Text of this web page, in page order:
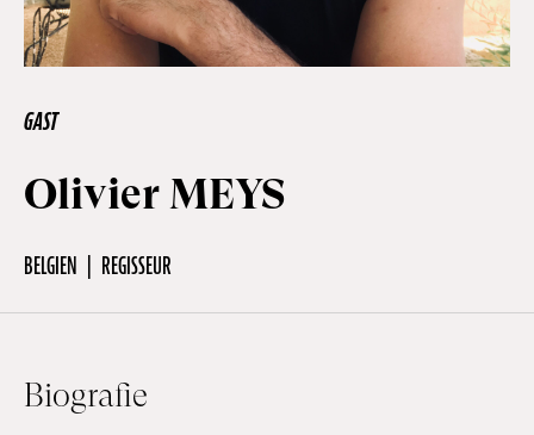
Off Festival
Schulprogramm
Presse / Pro
GAST
Olivier MEYS
BELGIEN REGISSEUR
Biografie